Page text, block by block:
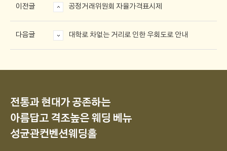
이전글 공정거래위원회 자율가격표시제
다음글 대학로 차없는 거리로 인한 우회도로 안내
전통과 현대가 공존하는
아름답고 격조높은 웨딩 베뉴
성균관컨벤션웨딩홀